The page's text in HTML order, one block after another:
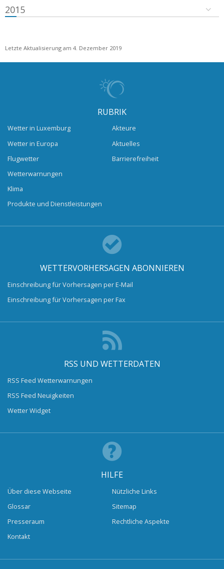
2015
Letzte Aktualisierung am 4. Dezember 2019
RUBRIK
Wetter in Luxemburg
Wetter in Europa
Flugwetter
Wetterwarnungen
Klima
Produkte und Dienstleistungen
Akteure
Aktuelles
Barrierefreiheit
WETTERVORHERSAGEN ABONNIEREN
Einschreibung für Vorhersagen per E-Mail
Einschreibung für Vorhersagen per Fax
RSS UND WETTERDATEN
RSS Feed Wetterwarnungen
RSS Feed Neuigkeiten
Wetter Widget
HILFE
Über diese Webseite
Glossar
Presseraum
Kontakt
Nützliche Links
Sitemap
Rechtliche Aspekte